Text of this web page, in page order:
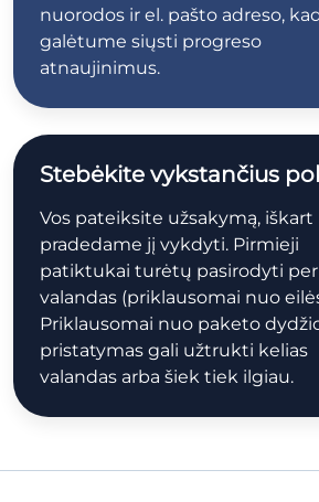
nuorodos ir el. pašto adreso,
galėtume siųsti progreso
atnaujinimus.
Stebėkite vykstančius
Vos pateiksite užsakymą, iškart
pradedame jį vykdyti. Pirmieji
patiktukai turėtų pasirodyti per
valandas (priklausomai nuo
Priklausomai nuo paketo
pristatymas gali užtrukti kelias
valandas arba šiek tiek ilgiau.